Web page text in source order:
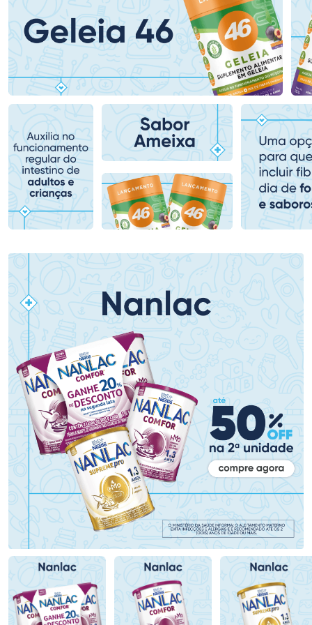
Ativar Desconto
Comprar sem Desconto
Por R$ 118,99/cada
Comprar sem Desconto
Por R$ 118,99/cada
Ativar Desconto
Comprar sem Desconto
Por R$ 39,99/cada
Comprar sem Desconto
Por R$ 39,99/cada